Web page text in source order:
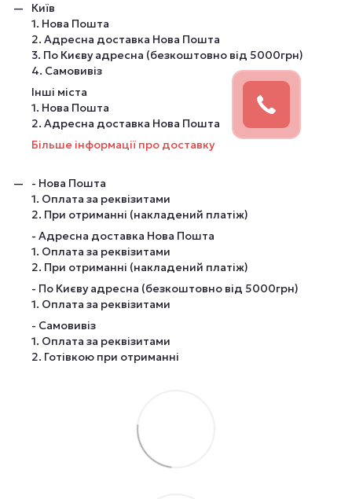
Київ
1. Нова Пошта
2. Адресна доставка Нова Пошта
3. По Києву адресна (безкоштовно від 5000грн)
4. Самовивіз
Інші міста
1. Нова Пошта
2. Адресна доставка Нова Пошта
Більше інформації про доставку
- Нова Пошта
1. Оплата за реквізитами
2. При отриманні (накладений платіж)
- Адресна доставка Нова Пошта
1. Оплата за реквізитами
2. При отриманні (накладений платіж)
- По Києву адресна (безкоштовно від 5000грн)
1. Оплата за реквізитами
- Самовивіз
1. Оплата за реквізитами
2. Готівкою при отриманні